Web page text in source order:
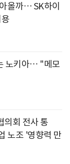
올까… SK하이
노키아… "메모
의회 전사 통
노조 '영향력 만